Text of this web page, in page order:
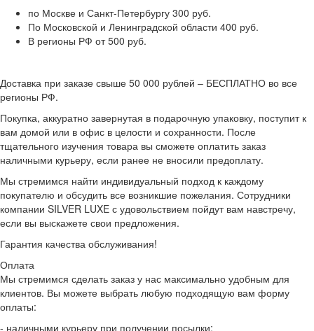
по Москве и Санкт-Петербургу 300 руб.
По Московской и Ленинградской области 400 руб.
В регионы РФ от 500 руб.
Доставка при заказе свыше 50 000 рублей – БЕСПЛАТНО во все
регионы РФ.
Покупка, аккуратно завернутая в подарочную упаковку, поступит к
вам домой или в офис в целости и сохранности. После
тщательного изучения товара вы сможете оплатить заказ
наличными курьеру, если ранее не вносили предоплату.
Мы стремимся найти индивидуальный подход к каждому
покупателю и обсудить все возникшие пожелания. Сотрудники
компании SILVER LUXE с удовольствием пойдут вам навстречу,
если вы выскажете свои предложения.
Гарантия качества обслуживания!
Оплата
Мы стремимся сделать заказ у нас максимально удобным для
клиентов. Вы можете выбрать любую подходящую вам форму
оплаты:
- наличными курьеру при получении посылки;